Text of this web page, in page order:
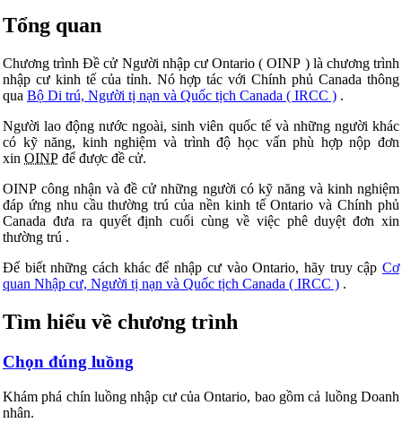
Tổng quan
Chương trình Đề cử Người nhập cư Ontario (OINP ) là chương trình
nhập cư kinh tế của tỉnh. Nó hợp tác với Chính phủ Canada thông
qua Bộ Di trú, Người tị nạn và Quốc tịch Canada ( IRCC ) .
Người lao động nước ngoài, sinh viên quốc tế và những người khác
có kỹ năng, kinh nghiệm và trình độ học vấn phù hợp nộp đơn
xin OINP để được đề cử.
OINP công nhận và đề cử những người có kỹ năng và kinh nghiệm
đáp ứng nhu cầu thường trú của nền kinh tế Ontario và Chính phủ
Canada đưa ra quyết định cuối cùng về việc phê duyệt đơn xin
thường trú .
Để biết những cách khác để nhập cư vào Ontario, hãy truy cập Cơ
quan Nhập cư, Người tị nạn và Quốc tịch Canada ( IRCC ) .
Tìm hiểu về chương trình
Chọn đúng luồng
Khám phá chín luồng nhập cư của Ontario, bao gồm cả luồng Doanh
nhân.